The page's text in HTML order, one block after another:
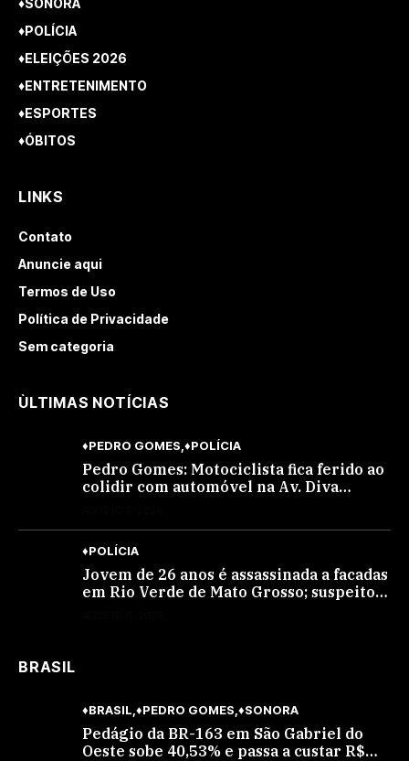
♦POLÍCIA
♦ELEIÇÕES 2026
♦ENTRETENIMENTO
♦ESPORTES
♦ÓBITOS
LINKS
Contato
Anuncie aqui
Termos de Uso
Política de Privacidade
Sem categoria
ÙLTIMAS NOTÍCIAS
♦PEDRO GOMES ♦POLÍCIA
Pedro Gomes: Motociclista fica ferido ao
colidir com automóvel na Av. Diva
♦POLÍCIA
Jovem de 26 anos é assassinada a facadas
em Rio Verde de Mato Grosso; suspeito é
BRASIL
♦BRASIL ♦PEDRO GOMES ♦SONORA
Pedágio da BR-163 em São Gabriel do
Oeste sobe 40,53% e passa a custar R$